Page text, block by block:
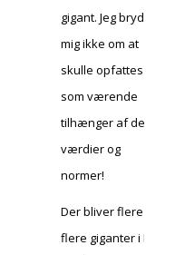
gigant. Jeg bryder
mig ikke om at
skulle opfattes
som værende
tilhænger af de
værdier og
normer!
Der bliver flere og
flere giganter i IT-